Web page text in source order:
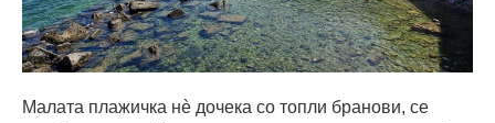
Малата плажичка нè дочека со топли бранови, се